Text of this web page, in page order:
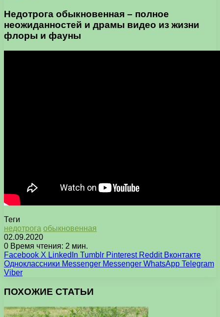
Недотрога обыкновенная – полное
неожиданностей и драмы видео из жизни
флоры и фауны
Теги
недотрога обыкновенная
02.09.2020
0 Время чтения: 2 мин.
Facebook X LinkedIn Tumblr Pinterest Reddit Вконтакте
Одноклассники Messenger Messenger WhatsApp Telegram
Viber
ПОХОЖИЕ СТАТЬИ